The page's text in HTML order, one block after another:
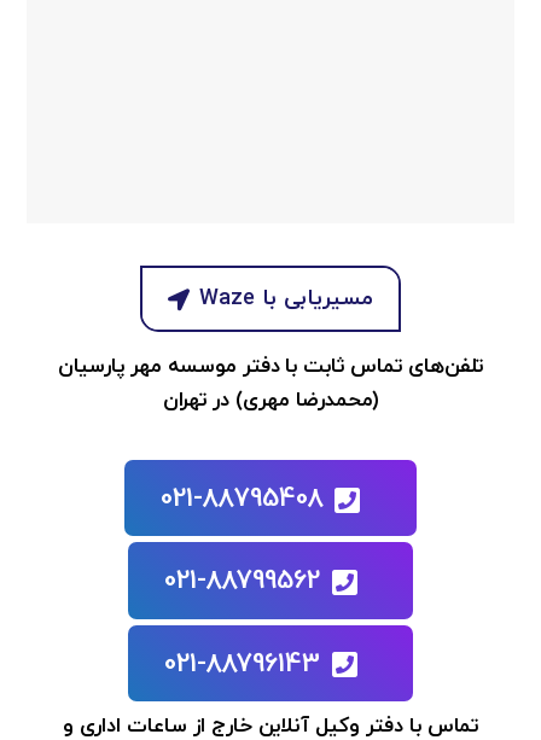
مسیریابی با Waze
تلفن‌های تماس ثابت با دفتر موسسه مهر پارسیان
(محمدرضا مهری) در تهران
021-88795408
021-88799562
021-88796143
تماس با دفتر وکیل آنلاین خارج از ساعات اداری و